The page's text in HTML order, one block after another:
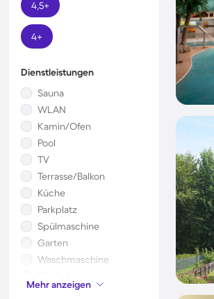
4,5+
4+
Dienstleistungen
Sauna
WLAN
Kamin/Ofen
Pool
TV
Terrasse/Balkon
Küche
Parkplatz
Spülmaschine
Garten
Waschmaschine
Kinderbett
Mikrowelle
Mehr anzeigen